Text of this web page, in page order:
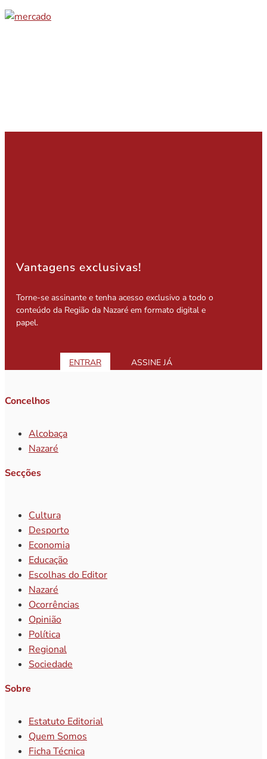
Vantagens exclusivas!
Torne-se assinante e tenha acesso exclusivo a todo o
conteúdo da Região da Nazaré em formato digital e
papel.
ENTRAR ASSINE JÁ
Concelhos
Alcobaça
Nazaré
Secções
Cultura
Desporto
Economia
Educação
Escolhas do Editor
Nazaré
Ocorrências
Opinião
Política
Regional
Sociedade
Sobre
Estatuto Editorial
Quem Somos
Ficha Técnica